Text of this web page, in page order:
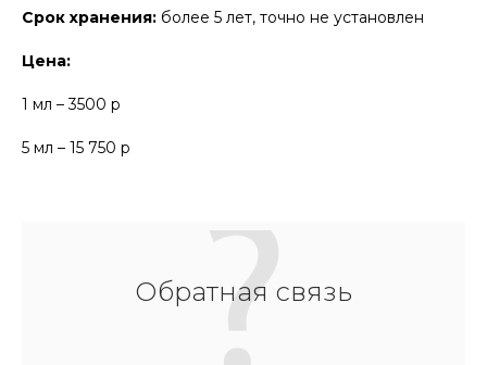
Срок хранения: более 5 лет, точно не установлен
Цена:
1 мл – 3500 р
5 мл – 15 750 р
Обратная связь